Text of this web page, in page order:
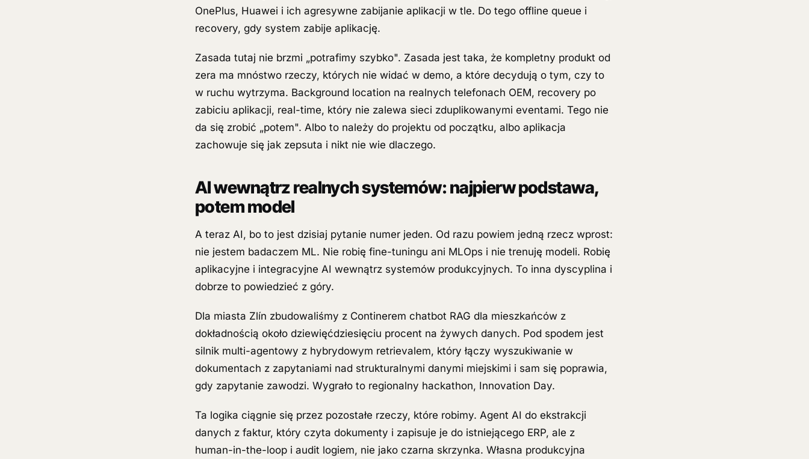
OnePlus, Huawei i ich agresywne zabijanie aplikacji w tle. Do tego offline queue i
recovery, gdy system zabije aplikację.
Zasada tutaj nie brzmi „potrafimy szybko". Zasada jest taka, że kompletny produkt od
zera ma mnóstwo rzeczy, których nie widać w demo, a które decydują o tym, czy to
w ruchu wytrzyma. Background location na realnych telefonach OEM, recovery po
zabiciu aplikacji, real-time, który nie zalewa sieci zduplikowanymi eventami. Tego nie
da się zrobić „potem". Albo to należy do projektu od początku, albo aplikacja
zachowuje się jak zepsuta i nikt nie wie dlaczego.
AI wewnątrz realnych systemów: najpierw podstawa,
potem model
A teraz AI, bo to jest dzisiaj pytanie numer jeden. Od razu powiem jedną rzecz wprost:
nie jestem badaczem ML. Nie robię fine-tuningu ani MLOps i nie trenuję modeli. Robię
aplikacyjne i integracyjne AI wewnątrz systemów produkcyjnych. To inna dyscyplina i
dobrze to powiedzieć z góry.
Dla miasta Zlín zbudowaliśmy z Continerem chatbot RAG dla mieszkańców z
dokładnością około dziewięćdziesięciu procent na żywych danych. Pod spodem jest
silnik multi-agentowy z hybrydowym retrievalem, który łączy wyszukiwanie w
dokumentach z zapytaniami nad strukturalnymi danymi miejskimi i sam się poprawia,
gdy zapytanie zawodzi. Wygrało to regionalny hackathon, Innovation Day.
Ta logika ciągnie się przez pozostałe rzeczy, które robimy. Agent AI do ekstrakcji
danych z faktur, który czyta dokumenty i zapisuje je do istniejącego ERP, ale z
human-in-the-loop i audit logiem, nie jako czarna skrzynka. Własna produkcyjna